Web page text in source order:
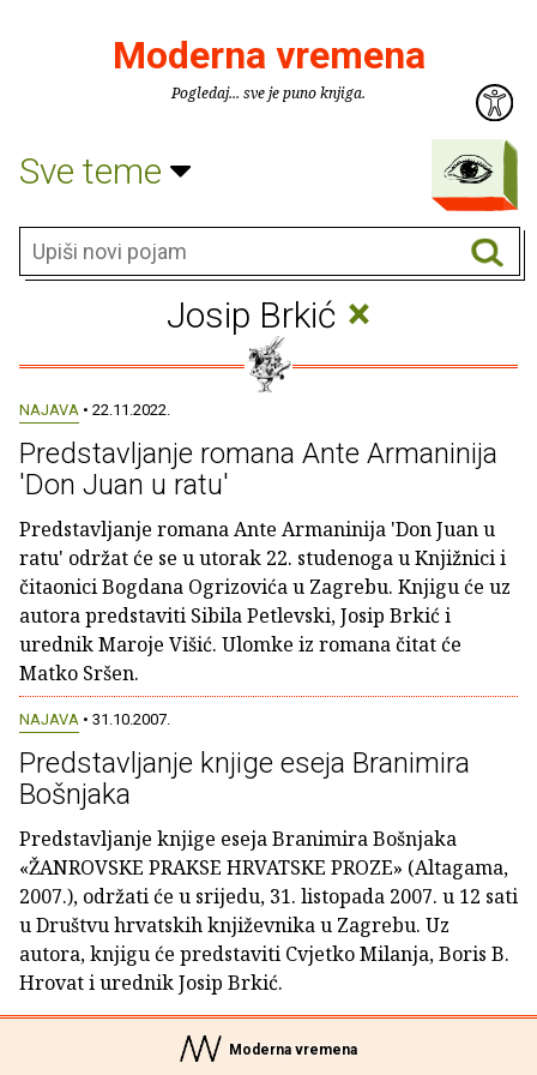
Moderna vremena
Pogledaj... sve je puno knjiga.
Sve teme
Josip Brkić ×
NAJAVA • 22.11.2022.
Predstavljanje romana Ante Armaninija
'Don Juan u ratu'
Predstavljanje romana Ante Armaninija 'Don Juan u
ratu' održat će se u utorak 22. studenoga u Knjižnici i
čitaonici Bogdana Ogrizovića u Zagrebu. Knjigu će uz
autora predstaviti Sibila Petlevski, Josip Brkić i
urednik Maroje Višić. Ulomke iz romana čitat će
Matko Sršen.
NAJAVA • 31.10.2007.
Predstavljanje knjige eseja Branimira
Bošnjaka
Predstavljanje knjige eseja Branimira Bošnjaka
«ŽANROVSKE PRAKSE HRVATSKE PROZE» (Altagama,
2007.), održati će u srijedu, 31. listopada 2007. u 12 sati
u Društvu hrvatskih književnika u Zagrebu. Uz
autora, knjigu će predstaviti Cvjetko Milanja, Boris B.
Hrovat i urednik Josip Brkić.
Moderna vremena